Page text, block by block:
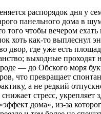
распорядок дня у
панельного дома в
того чтобы вечером ехать
хоть как-то выплеснул
двор, где уже есть
выходные проходят
— до Обского моря
что превращает
а не редкий
стресс, укрепляет
дома», из-за